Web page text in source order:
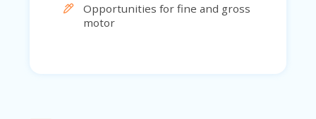
Opportunities for fine and gross
motor